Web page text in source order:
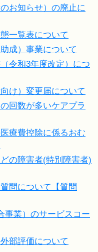
お知らせ）の廃止に
一覧表について
成）事業について
令和3年度改定）につ
け）変更届について
回数が多いケアプラ
療費控除に係るおむ
の障害者(特別障害者)
問について【質問
事業）のサービスコー
部評価について